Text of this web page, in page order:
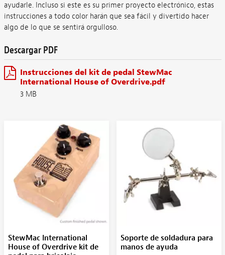
ayudarle. Incluso si este es su primer proyecto electrónico, estas
instrucciones a todo color harán que sea fácil y divertido hacer
algo de lo que se sentirá orgulloso.
Descargar PDF
Instrucciones del kit de pedal StewMac
International House of Overdrive.pdf
3 MB
StewMac International
House of Overdrive kit de
Soporte de soldadura para
manos de ayuda